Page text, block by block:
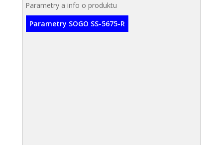
Parametry a info o produktu
Parametry SOGO SS-5675-R